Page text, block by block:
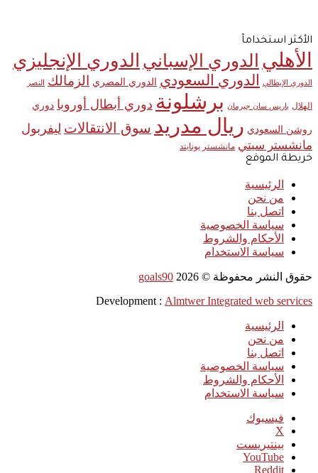
الأكثر استخدامآ
الأهلي الدوري الإسباني الدوري الإنجليزي
الدوري الإيطالي الدوري السعودي الدوري المصري الزمالك النصر
الهلال باريس سان جيرمان برشلونة دوري أبطال أوروبا دوري
روشن السعودي ريال مدريد سوق الانتقالات ليفربول
مانشستر سيتي مانشستر يونايتد
خريطة الموقع
الرئيسية
من نحن
اتصل بنا
سياسة الخصوصية
الأحكام والشروط
سياسة الاستخدام
حقوق النشر محفوظة © goals90 2026
Development : Almtwer Integrated web services
الرئيسية
من نحن
اتصل بنا
سياسة الخصوصية
الأحكام والشروط
سياسة الاستخدام
فيسبوك
‫X
بينتيريست
‫YouTube